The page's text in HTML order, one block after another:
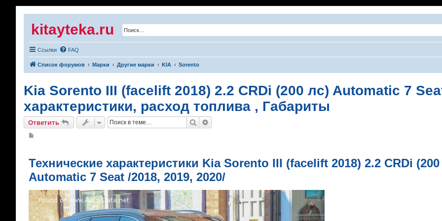
kitayteka.ru
Ссылки FAQ
Список форумов Марки Другие марки KIA Sorento
Kia Sorento III (facelift 2018) 2.2 CRDi (200 лс) Automatic 7
характеристики, расход топлива , Габариты
Ответить Поиск
щ
е
и
е
Технические характеристики Kia Sorento III (facelift 2018) 2.2 CRDi (200
Automatic 7 Seat /2018, 2019, 2020/